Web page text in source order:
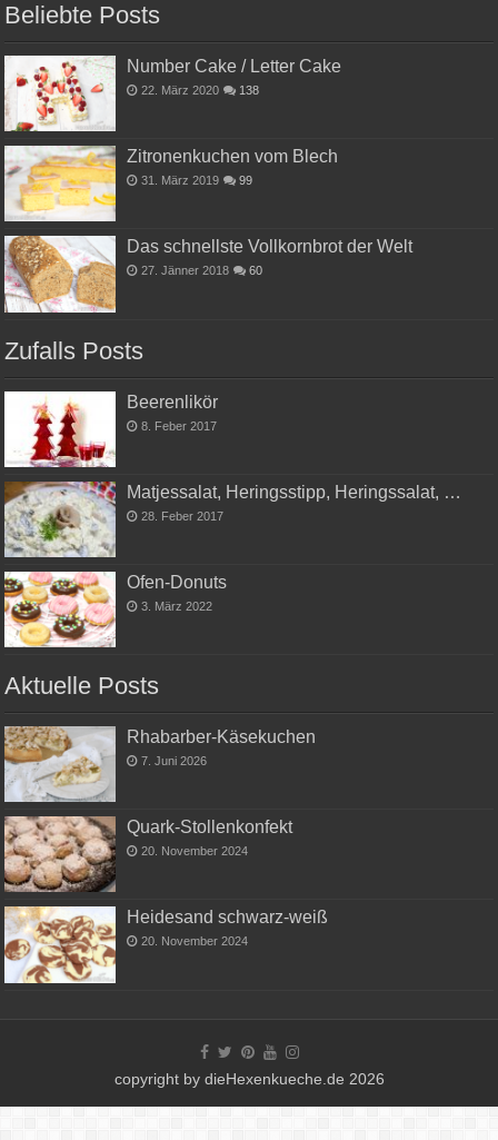
Beliebte Posts
Number Cake / Letter Cake
22. März 2020 138
Zitronenkuchen vom Blech
31. März 2019 99
Das schnellste Vollkornbrot der Welt
27. Jänner 2018 60
Zufalls Posts
Beerenlikör
8. Feber 2017
Matjessalat, Heringsstipp, Heringssalat, …
28. Feber 2017
Ofen-Donuts
3. März 2022
Aktuelle Posts
Rhabarber-Käsekuchen
7. Juni 2026
Quark-Stollenkonfekt
20. November 2024
Heidesand schwarz-weiß
20. November 2024
copyright by dieHexenkueche.de 2026